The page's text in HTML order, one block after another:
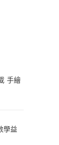
手繪
學益